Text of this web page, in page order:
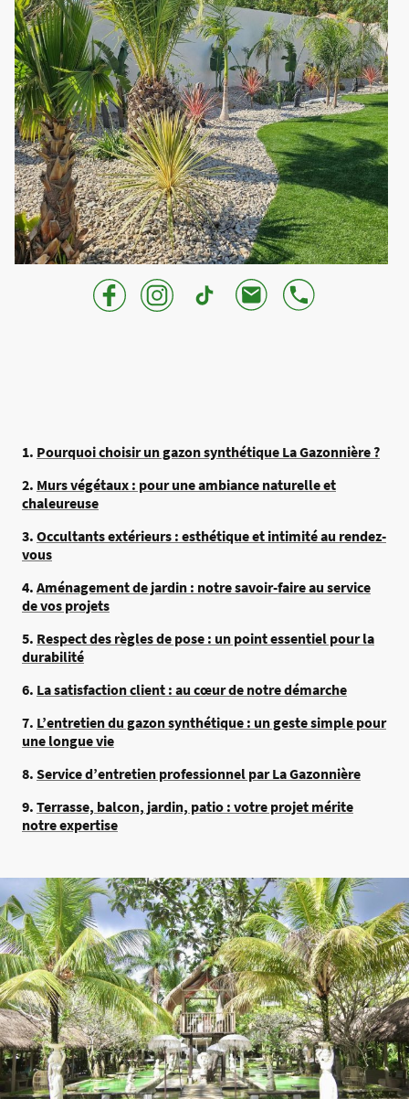
1. Pourquoi choisir un gazon synthétique La Gazonnière ?
2. Murs végétaux : pour une ambiance naturelle et
chaleureuse
3. Occultants extérieurs : esthétique et intimité au rendez-
vous
4. Aménagement de jardin : notre savoir-faire au service
de vos projets
5. Respect des règles de pose : un point essentiel pour la
durabilité
6. La satisfaction client : au cœur de notre démarche
7. L’entretien du gazon synthétique : un geste simple pour
une longue vie
8. Service d’entretien professionnel par La Gazonnière
9. Terrasse, balcon, jardin, patio : votre projet mérite
notre expertise